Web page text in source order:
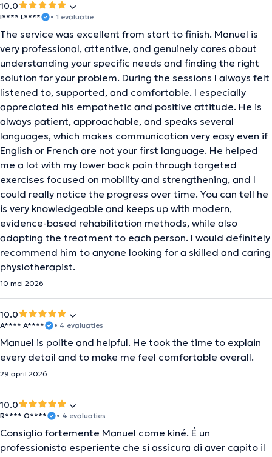
10.0
I**** L**** • 1 evaluatie
The service was excellent from start to finish. Manuel is
very professional, attentive, and genuinely cares about
understanding your specific needs and finding the right
solution for your problem. During the sessions I always felt
listened to, supported, and comfortable. I especially
appreciated his empathetic and positive attitude. He is
always patient, approachable, and speaks several
languages, which makes communication very easy even if
English or French are not your first language. He helped
me a lot with my lower back pain through targeted
exercises focused on mobility and strengthening, and I
could really notice the progress over time. You can tell he
is very knowledgeable and keeps up with modern,
evidence-based rehabilitation methods, while also
adapting the treatment to each person. I would definitely
recommend him to anyone looking for a skilled and caring
physiotherapist.
10 mei 2026
10.0
A**** A**** • 4 evaluaties
Manuel is polite and helpful. He took the time to explain
every detail and to make me feel comfortable overall.
29 april 2026
10.0
R**** O**** • 4 evaluaties
Consiglio fortemente Manuel come kiné. É un
professionista esperiente che si assicura di aver capito il